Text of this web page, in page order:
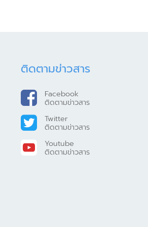
ติดตามข่าวสาร
Facebook
ติดตามข่าวสาร
Twitter
ติดตามข่าวสาร
Youtube
ติดตามข่าวสาร